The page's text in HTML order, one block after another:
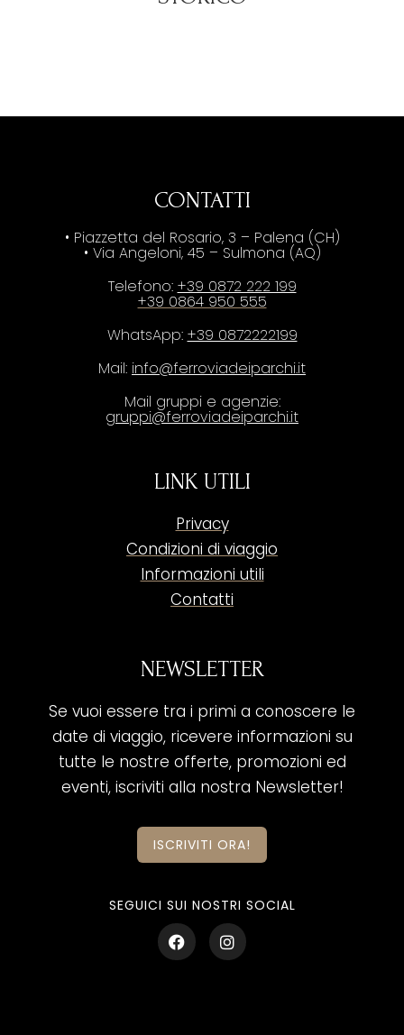
CONTATTI
• Piazzetta del Rosario, 3 – Palena (CH)
• Via Angeloni, 45 – Sulmona (AQ)
Telefono: +39 0872 222 199
+39 0864 950 555
WhatsApp: +39 0872222199
Mail: info@ferroviadeiparchi.it
Mail gruppi e agenzie:
gruppi@ferroviadeiparchi.it
LINK UTILI
Privacy
Condizioni di viaggio
Informazioni utili
Contatti
NEWSLETTER
Se vuoi essere tra i primi a conoscere le
date di viaggio, ricevere informazioni su
tutte le nostre offerte, promozioni ed
eventi, iscriviti alla nostra Newsletter!
ISCRIVITI ORA!
SEGUICI SUI NOSTRI SOCIAL